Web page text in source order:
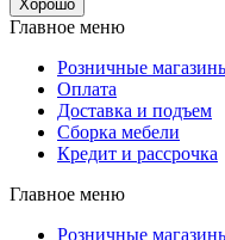
Хорошо
Главное меню
Розничные
Оплата
Доставка и подъем
Сборка мебели
Кредит и рассрочка
Главное меню
Розничные